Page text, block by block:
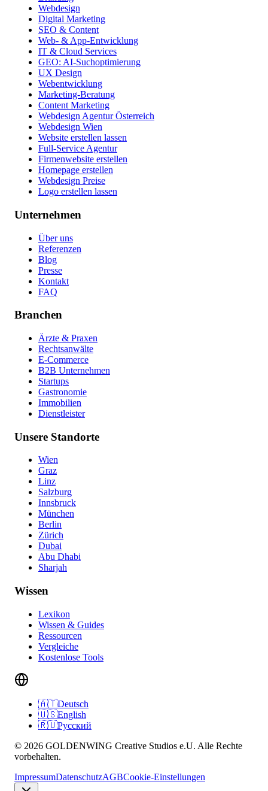
Webdesign
Digital Marketing
SEO & Content
Web- & App-Entwicklung
IT & Cloud Services
GEO: AI-Suchoptimierung
UX Design
Webentwicklung
Marketing-Beratung
Content Marketing
Webdesign Agentur Österreich
Webdesign Wien
Website erstellen lassen
Full-Service Agentur
Firmenwebsite erstellen
Homepage erstellen
Webdesign Preise
Logo erstellen lassen
Unternehmen
Über uns
Referenzen
Blog
Presse
Kontakt
FAQ
Branchen
Ärzte & Praxen
Rechtsanwälte
E-Commerce
B2B Unternehmen
Startups
Gastronomie
Immobilien
Dienstleister
Unsere Standorte
Wien
Graz
Linz
Salzburg
Innsbruck
München
Berlin
Zürich
Dubai
Abu Dhabi
Sharjah
Wissen
Lexikon
Wissen & Guides
Ressourcen
Vergleiche
Kostenlose Tools
🇦🇹Deutsch
🇺🇸English
🇷🇺Русский
© 2026 GOLDENWING Creative Studios e.U. Alle Rechte
vorbehalten.
ImpressumDatenschutzAGBCookie-Einstellungen